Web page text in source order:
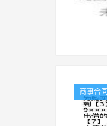
商事合同